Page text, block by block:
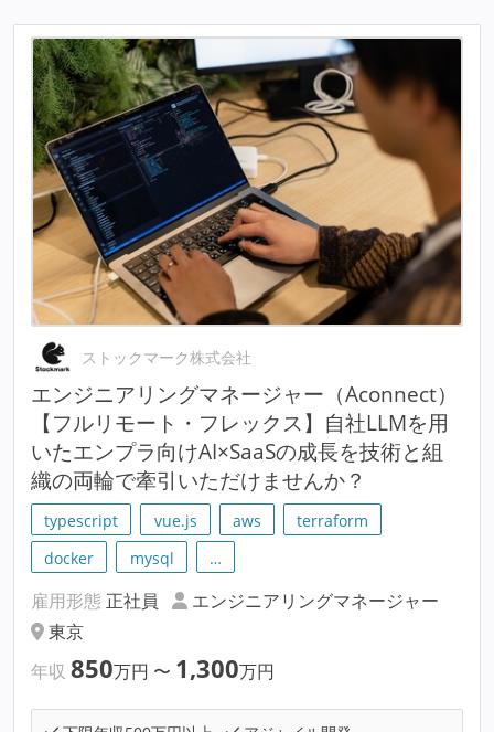
ストックマーク株式会社
エンジニアリングマネージャー（Aconnect）
【フルリモート・フレックス】自社LLMを用
いたエンプラ向けAI×SaaSの成長を技術と組
織の両輪で牽引いただけませんか？
typescript vue.js aws
terraform
docker
mysql …
雇用形態 正社員
エンジニアリングマネージャー
東京
年収 850万円 〜 1,300万円